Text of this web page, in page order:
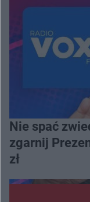
Nie spać
zgarnij
zł